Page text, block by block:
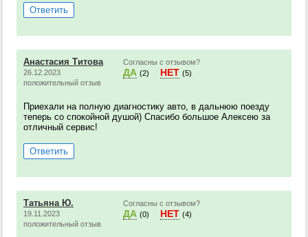
Ответить
Анастасия Титова
26.12.2023
положительный отзыв
Согласны с отзывом?
ДА (2) НЕТ (5)
Приехали на полную диагностику авто, в дальнюю поезду
теперь со спокойной душой) Спасибо большое Алексею за
отличный сервис!
Ответить
Татьяна Ю.
19.11.2023
положительный отзыв
Согласны с отзывом?
ДА (0) НЕТ (4)